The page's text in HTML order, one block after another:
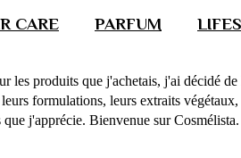
CARE PARFUM
produits que j'achetais, j'ai décidé
formulations, leurs extraits
j'apprécie. Bienvenue sur